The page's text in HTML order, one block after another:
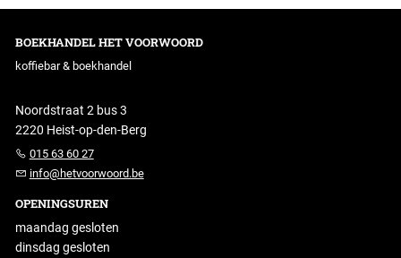
BOEKHANDEL HET VOORWOORD
koffiebar & boekhandel
Noordstraat 2 bus 3
2220 Heist-op-den-Berg
015 63 60 27
info@hetvoorwoord.be
OPENINGSUREN
maandag gesloten
dinsdag gesloten